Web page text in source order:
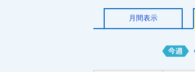
月間表示